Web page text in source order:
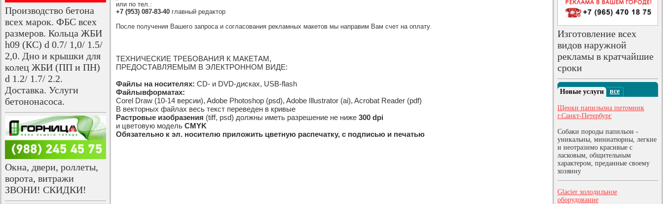
Производство бетона
всех марок. ФБС всех
размеров. Кольца ЖБИ
h09 (КС) d 0.7/ 1,0/ 1.5/
2,0. Дно и крышки для
колец ЖБИ (ПП и ПН)
d 1.2/ 1.7/ 2.2.
Доставка. Услуги
бетононасоса.
Окна, двери, роллеты,
ворота, витражи
ЗВОНИ! СКИДКИ!
или по тел.:
+7 (953) 087-83-40главный редактор
После получения Вашего запроса и согласования рекламных макетов мы направим Вам счет на оплату.
ТЕХНИЧЕСКИЕ ТРЕБОВАНИЯ К МАКЕТАМ,
ПРЕДОСТАВЛЯЕМЫМ В ЭЛЕКТРОННОМ ВИДЕ:
Файлы на носителях: CD- и DVD-дисках, USB-flash
Файлывформатах:
Corel Draw (10-14 версии), Adobe Photoshop (psd), Adobe Illustrator (ai), Acrobat Reader (pdf)
В векторных файлах весь текст переведен в кривые
Растровые изобразения (tiff, psd) должны иметь разрешение не ниже 300 dpi
и цветовую модель CMYK
Обязательно к эл. носителю приложить цветную распечатку, с подписью и печатью
Изготовление всех
видов наружной
рекламы в кратчайшие
сроки
Новые услуги все
Щенки папильона питомник
г.Санкт-Петербург
Собаки породы папильон -
уникальны, миниатюрны, легкие
и неотразимо красивые с
ласковым, общительным
характером, преданные своему
хозяину
Glacier холодильное
оборудование